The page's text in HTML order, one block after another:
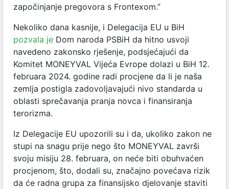
započinjanje pregovora s Frontexom.”
Nekoliko dana kasnije, i Delegacija EU u BiH
pozvala je Dom naroda PSBiH da hitno usvoji
navedeno zakonsko rješenje, podsjećajući da
Komitet MONEYVAL Vijeća Evrope dolazi u BiH 12.
februara 2024. godine radi procjene da li je naša
zemlja postigla zadovoljavajući nivo standarda u
oblasti sprečavanja pranja novca i finansiranja
terorizma.
Iz Delegacije EU upozorili su i da, ukoliko zakon ne
stupi na snagu prije nego što MONEYVAL završi
svoju misiju 28. februara, on neće biti obuhvaćen
procjenom, što, dodali su, značajno povećava rizik
da će radna grupa za finansijsko djelovanje staviti